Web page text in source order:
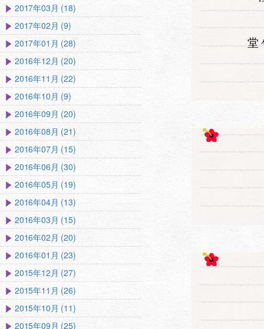
堂
2017年03月 (18)
2017年02月 (9)
2017年01月 (28)
2016年12月 (20)
2016年11月 (22)
2016年10月 (9)
2016年09月 (20)
2016年08月 (21)
2016年07月 (15)
2016年06月 (30)
2016年05月 (19)
2016年04月 (13)
2016年03月 (15)
2016年02月 (20)
2016年01月 (23)
2015年12月 (27)
2015年11月 (26)
2015年10月 (11)
2015年09月 (25)